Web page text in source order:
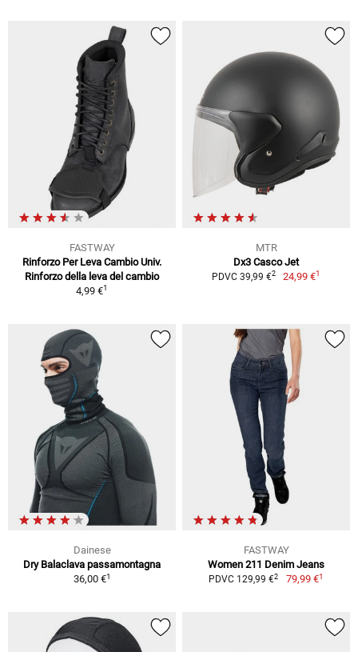
FASTWAY
Rinforzo Per Leva Cambio Univ.
Rinforzo della leva del cambio
4,99 €1
MTR
Dx3 Casco Jet
PDVC 39,99 €2 24,99 €1
Dainese
Dry Balaclava passamontagna
36,00 €1
FASTWAY
Women 211 Denim Jeans
PDVC 129,99 €2 79,99 €1